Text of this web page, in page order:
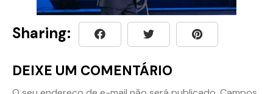
Sharing:
DEIXE UM COMENTÁRIO